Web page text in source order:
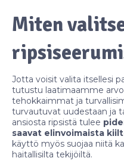
Miten
Jotta voisit valita itsellesi
tutustu laatimaamme
tehokkaimmat ja
turvautuvat uudestaan ja
ansiosta ripsistä tulee
saavat elinvoimaista
käyttö myös suojaa niitä
haitallisilta tekijöiltä.